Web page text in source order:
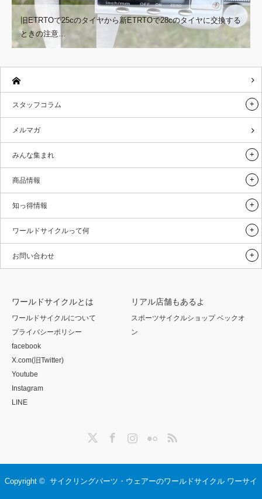
旧ETRTOで25cのタイヤから新ETRTOで28cのタイヤに交換する
ときの注意…
スタッフコラム
メルマガ
みんな集まれ
商品情報
知っ得情報
ワールドサイクルって何
お問い合わせ
ワールドサイクルとは
ワールドサイクルについて
プライバシーポリシー
facebook
X.com(旧Twitter)
Youtube
Instagram
LINE
リアル店舗もあるよ
スポーツサイクルショップ ベックオ
ン
InstagramFlickr RSS
Copyright © サイクリングパーツ・ウェアーのワールドサイクル ワーサイ